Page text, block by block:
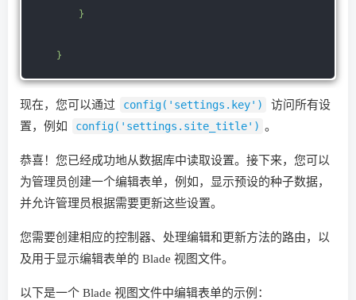
}
}
现在，您可以通过 config('settings.key')
访问所有设
置，例如
config('settings.site_title') 。
恭喜！您已经成功地从数据库中读取设置。接下来，您可以
为管理员创建一个编辑表单，例如，显示预设的种子数据，
并允许管理员根据需要更新这些设置。
您需要创建相应的控制器、处理编辑和更新方法的路由，以
及用于显示编辑表单的 Blade 视图文件。
以下是一个 Blade 视图文件中编辑表单的示例：